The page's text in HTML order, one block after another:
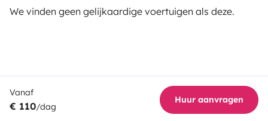
We vinden geen gelijkaardige voertuigen als deze.
Vanaf
€ 110/dag
Huur aanvragen